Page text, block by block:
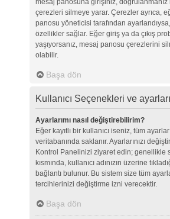
mesaj panosuna girişiniz, doğrulanmanız
çerezleri silmeye yarar. Çerezler ayrıca,
panosu yöneticisi tarafından
özellikler sağlar. Eğer giriş ya da çıkış
yaşıyorsanız, mesaj panosu çerezlerini
olabilir.
Başa dön
Kullanıcı Seçenekleri ve ayarları
Ayarlarımı nasıl değiştirebilirim?
Eğer kayıtlı bir kullanıcı iseniz, tüm
veritabanında saklanır. Ayarlarınızı
Kontrol Panelinizi ziyaret edin; genellikle
kısmında, kullanıcı adınızın üzerine
bağlantı bulunur. Bu sistem size tüm
tercihlerinizi değiştirme izni verecektir.
Başa dön